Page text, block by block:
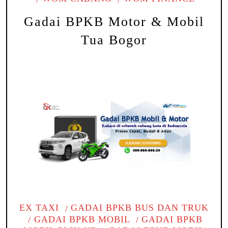
Gadai BPKB Motor & Mobil
Tua Bogor
EX TAXI
GADAI BPKB BUS DAN TRUK
GADAI BPKB MOBIL
GADAI BPKB